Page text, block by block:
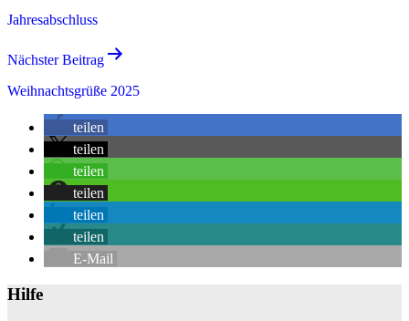
Jahresabschluss
Nächster Beitrag
Weihnachtsgrüße 2025
teilen
teilen
teilen
teilen
teilen
teilen
E-Mail
Hilfe